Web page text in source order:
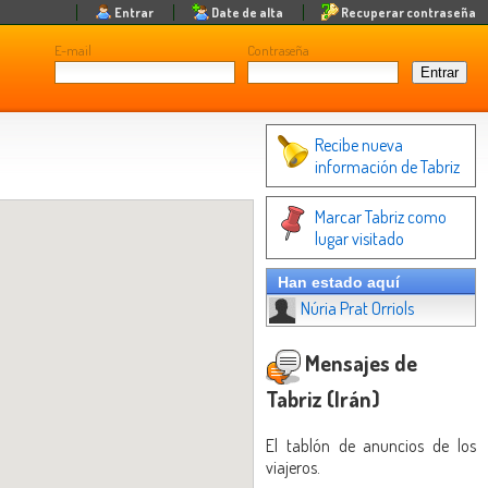
E-mail Contraseña
Entrar Date de alta Recuperar contraseña
Recibe nueva
información de Tabriz
Marcar Tabriz como
lugar visitado
Han estado aquí
Núria Prat Orriols
Mensajes de
Tabriz (Irán)
El tablón de anuncios de los
viajeros.